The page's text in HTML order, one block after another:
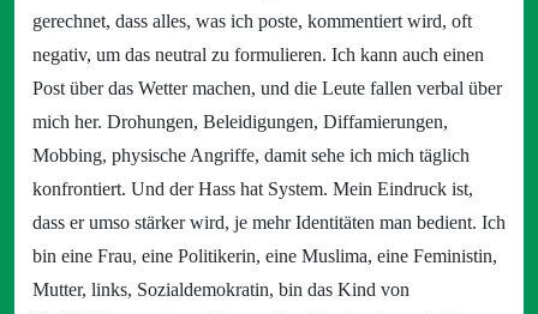
gerechnet, dass alles, was ich poste, kommentiert wird, oft
negativ, um das neutral zu formulieren. Ich kann auch einen
Post über das Wetter machen, und die Leute fallen verbal über
mich her. Drohungen, Beleidigungen, Diffamierungen,
Mobbing, physische Angriffe, damit sehe ich mich täglich
konfrontiert. Und der Hass hat System. Mein Eindruck ist,
dass er umso stärker wird, je mehr Identitäten man bedient. Ich
bin eine Frau, eine Politikerin, eine Muslima, eine Feministin,
Mutter, links, Sozialdemokratin, bin das Kind von